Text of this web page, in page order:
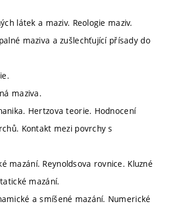
látek a maziv. Reologie maziv.
maziva a zušlechťující přísady do
maziva.
Hertzova teorie. Hodnocení
Kontakt mezi povrchy s
mazání. Reynoldsova rovnice. Kluzné
mazání.
a smíšené mazání. Numerické